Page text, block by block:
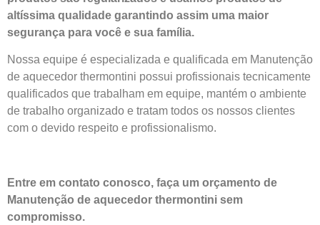
altíssima qualidade garantindo assim uma maior
segurança para você e sua família.
Nossa equipe é especializada e qualificada em Manutenção
de aquecedor thermontini possui profissionais tecnicamente
qualificados que trabalham em equipe, mantém o ambiente
de trabalho organizado e tratam todos os nossos clientes
com o devido respeito e profissionalismo.
Entre em contato conosco, faça um orçamento de
Manutenção de aquecedor thermontini sem
compromisso.